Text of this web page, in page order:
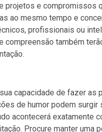
projetos e compromissos
ao mesmo tempo e
profissionais ou
compreensão também
capacidade de fazer
de humor podem
acontecerá exatamente
Procure manter uma